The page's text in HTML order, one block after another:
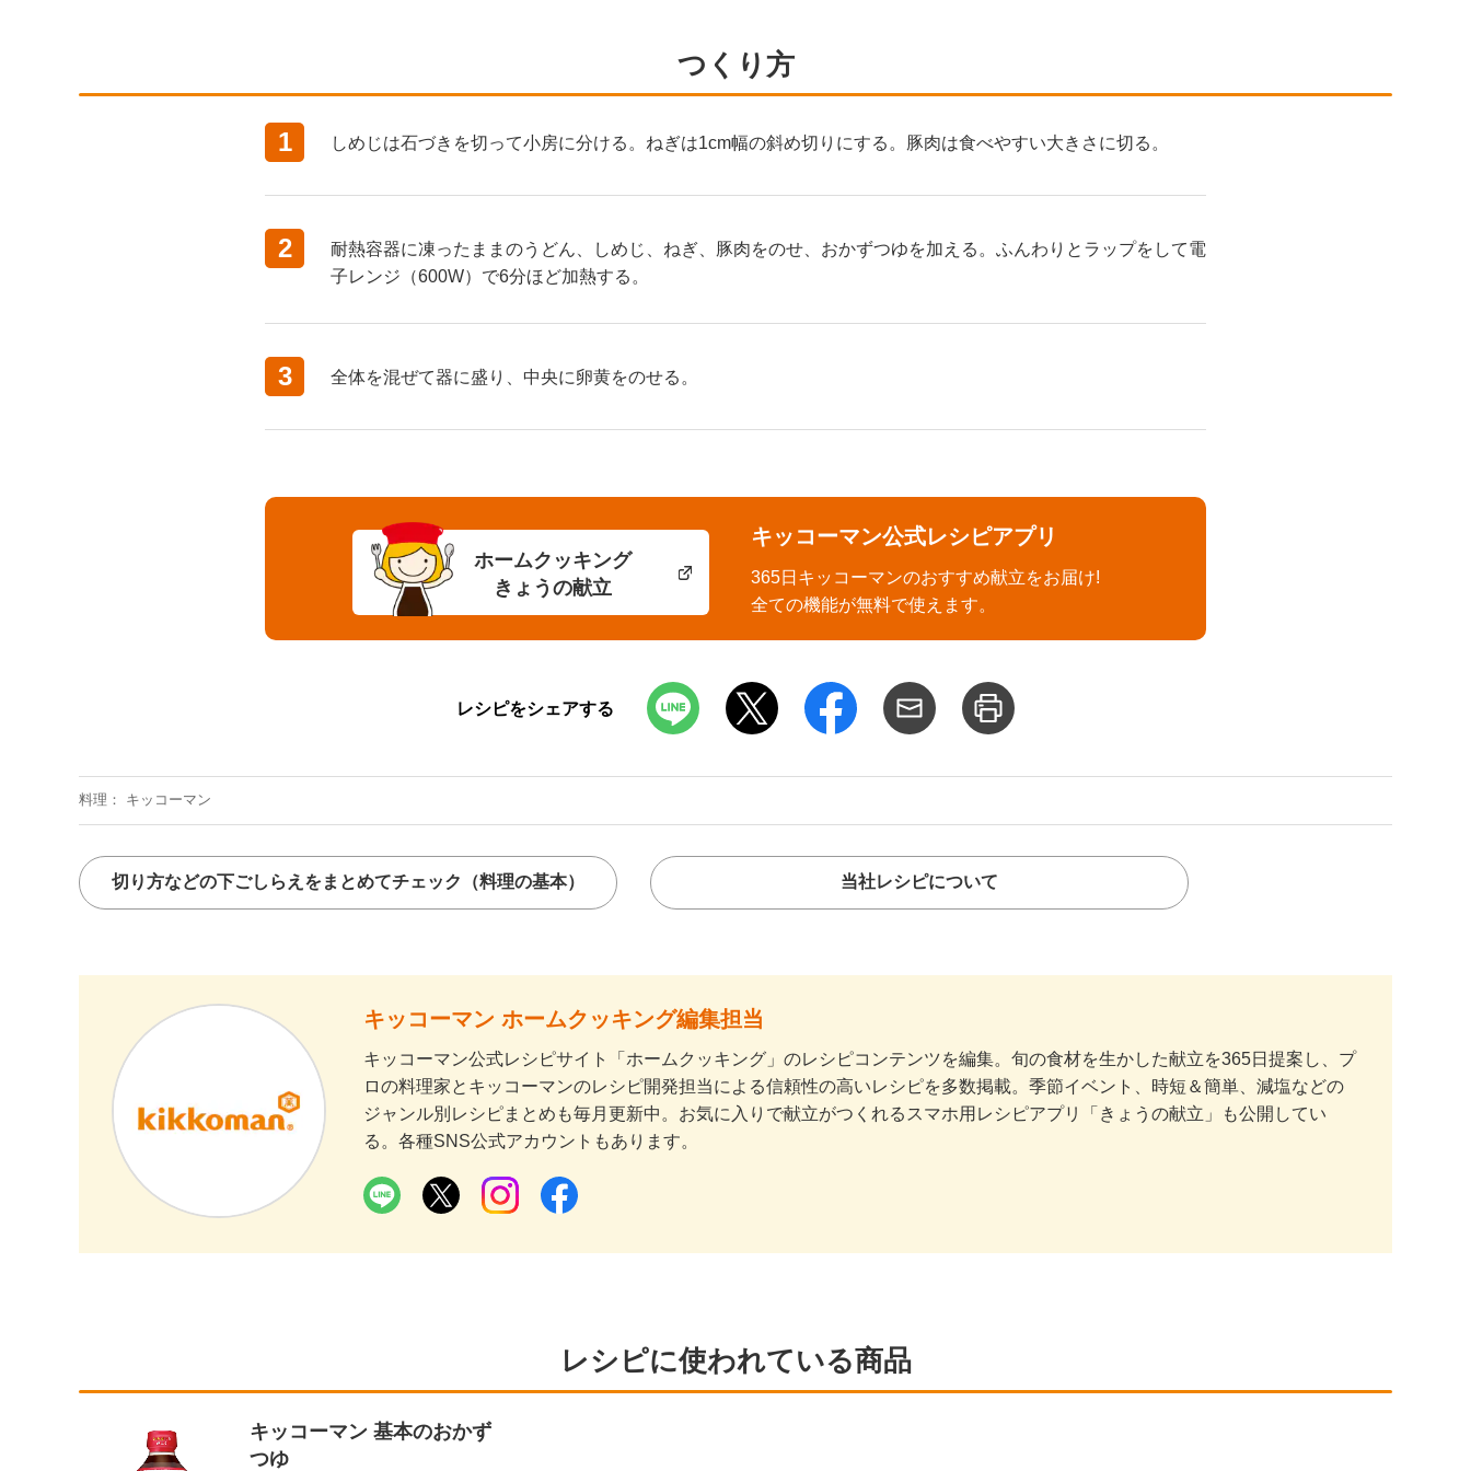
つくり方
1 しめじは石づきを切って小房に分ける。ねぎは1cm幅の斜め切りにする。豚肉は食べやすい大きさに切る。
2
耐熱容器に凍ったままのうどん、しめじ、ねぎ、豚肉をのせ、おかずつゆを加える。ふんわりとラップをして電
子レンジ（600W）で6分ほど加熱する。
3 全体を混ぜて器に盛り、中央に卵黄をのせる。
ホームクッキング
きょうの献立
キッコーマン公式レシピアプリ
365日キッコーマンのおすすめ献立をお届け!
全ての機能が無料で使えます。
レシピをシェアする
料理 キッコーマン
切り方などの下ごしらえをまとめてチェック （料理の基本） 当社レシピについて
キッコーマン ホームクッキング編集担当
キッコーマン公式レシピサイト「ホームクッキング」のレシピコンテンツを編集。旬の食材を生かした献立を365日提案し、プ
ロの料理家とキッコーマンのレシピ開発担当による信頼性の高いレシピを多数掲載。季節イベント、時短＆簡単、減塩などの
ジャンル別レシピまとめも毎月更新中。お気に入りで献立がつくれるスマホ用レシピアプリ「きょうの献立」も公開してい
る。各種SNS公式アカウントもあります。
レシピに使われている商品
キッコーマン 基本のおかず
つゆ